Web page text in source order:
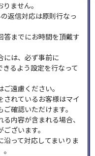
ません。
返信対応は原則行なっ
までにお時間を頂戴す
は、必ず事前に
るよう設定を行なって
遠慮ください。
れているお客様はマイ
確認いただけます。
内容が含まれる場合、
ざいます。
って対応してまいりま
。